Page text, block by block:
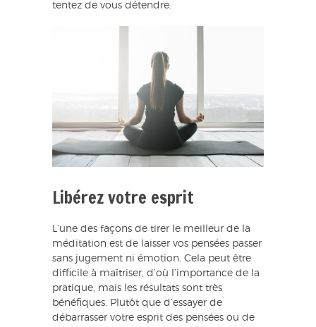
tentez de vous détendre.
Libérez votre esprit
L’une des façons de tirer le meilleur de la
méditation est de laisser vos pensées passer
sans jugement ni émotion. Cela peut être
difficile à maîtriser, d’où l’importance de la
pratique, mais les résultats sont très
bénéfiques. Plutôt que d’essayer de
débarrasser votre esprit des pensées ou de